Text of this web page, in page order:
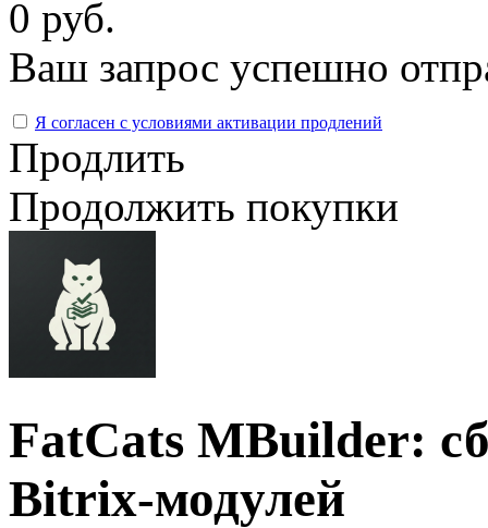
0 руб.
Ваш запрос успешно
Я согласен с условиями активации продлений
Продлить
Продолжить покупки
FatCats MBuilder:
Bitrix-модулей